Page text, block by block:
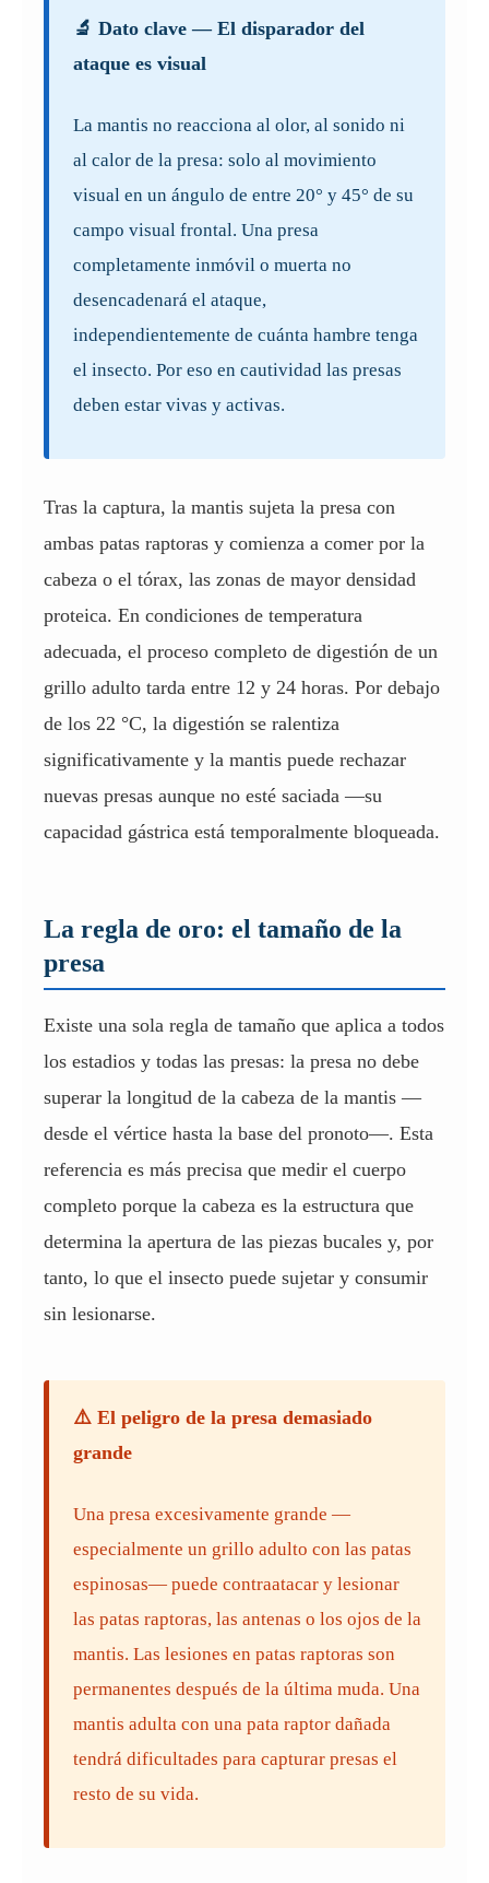
🔬 Dato clave — El disparador del
ataque es visual
La mantis no reacciona al olor, al sonido ni
al calor de la presa: solo al movimiento
visual en un ángulo de entre 20° y 45° de su
campo visual frontal. Una presa
completamente inmóvil o muerta no
desencadenará el ataque,
independientemente de cuánta hambre tenga
el insecto. Por eso en cautividad las presas
deben estar vivas y activas.
Tras la captura, la mantis sujeta la presa con
ambas patas raptoras y comienza a comer por la
cabeza o el tórax, las zonas de mayor densidad
proteica. En condiciones de temperatura
adecuada, el proceso completo de digestión de un
grillo adulto tarda entre 12 y 24 horas. Por debajo
de los 22 °C, la digestión se ralentiza
significativamente y la mantis puede rechazar
nuevas presas aunque no esté saciada —su
capacidad gástrica está temporalmente bloqueada.
La regla de oro: el tamaño de la
presa
Existe una sola regla de tamaño que aplica a todos
los estadios y todas las presas: la presa no debe
superar la longitud de la cabeza de la mantis —
desde el vértice hasta la base del pronoto—. Esta
referencia es más precisa que medir el cuerpo
completo porque la cabeza es la estructura que
determina la apertura de las piezas bucales y, por
tanto, lo que el insecto puede sujetar y consumir
sin lesionarse.
⚠️ El peligro de la presa demasiado
grande
Una presa excesivamente grande —
especialmente un grillo adulto con las patas
espinosas— puede contraatacar y lesionar
las patas raptoras, las antenas o los ojos de la
mantis. Las lesiones en patas raptoras son
permanentes después de la última muda. Una
mantis adulta con una pata raptor dañada
tendrá dificultades para capturar presas el
resto de su vida.